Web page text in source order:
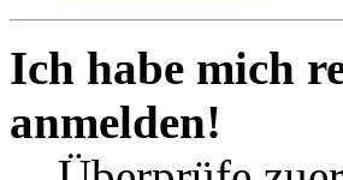
Ich habe mich
anmelden!